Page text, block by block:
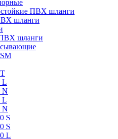
ПВХ шланги
шланги
шланги
L
N
L
N
S
S
L